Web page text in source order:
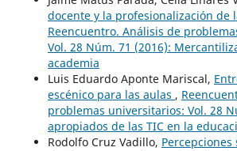
docente y la profesionalización de
Reencuentro. Análisis de
Vol. 28 Núm. 71 (2016):
academia
Luis Eduardo Aponte Mariscal,
escénico para las aulas ,
problemas universitarios: Vol. 28
apropiados de las TIC en la
Rodolfo Cruz Vadillo,